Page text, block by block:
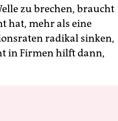
zu brechen, braucht
hat, mehr als eine
radikal sinken,
in Firmen hilft dann,